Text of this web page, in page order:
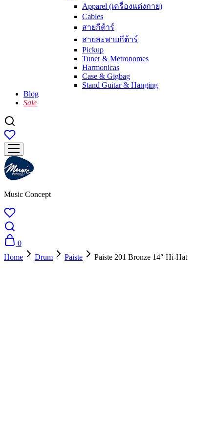
Apparel (เครื่องแต่งกาย)
Cables
สายกีต้าร์
สายสะพายกีต้าร์
Pickup
Tuner & Metronomes
Harmonicas
Case & Gigbag
Stand Guitar & Hanging
Blog
Sale
Music Concept
0
Home
Drum Paiste
Paiste 201 Bronze 14″ Hi-Hat